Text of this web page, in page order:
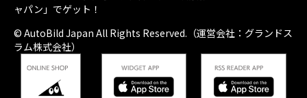
ャパン」でゲット！
© AutoBild Japan All Rights Reserved.（運営会社：グランドス
ラム株式会社）